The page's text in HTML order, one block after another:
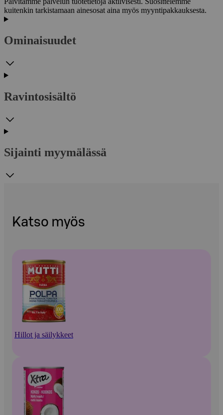
kuitenkin tarkistamaan ainesosat aina myös myyntipakkauksesta.
Ominaisuudet
Ravintosisältö
Sijainti myymälässä
Katso myös
Hillot ja säilykkeet